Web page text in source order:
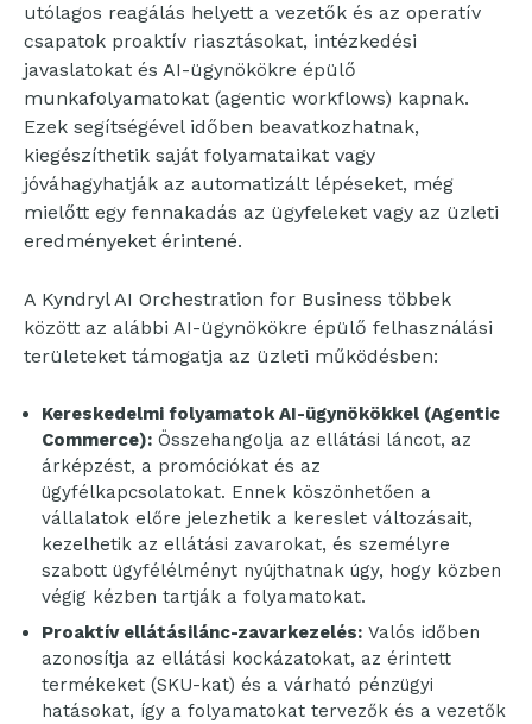
utólagos reagálás helyett a vezetők és az operatív
csapatok proaktív riasztásokat, intézkedési
javaslatokat és AI-ügynökökre épülő
munkafolyamatokat (agentic workflows) kapnak.
Ezek segítségével időben beavatkozhatnak,
kiegészíthetik saját folyamataikat vagy
jóváhagyhatják az automatizált lépéseket, még
mielőtt egy fennakadás az ügyfeleket vagy az üzleti
eredményeket érintené.
A Kyndryl AI Orchestration for Business többek
között az alábbi AI-ügynökökre épülő felhasználási
területeket támogatja az üzleti működésben:
Kereskedelmi folyamatok AI-ügynökökkel (Agentic
Commerce): Összehangolja az ellátási láncot, az
árképzést, a promóciókat és az
ügyfélkapcsolatokat. Ennek köszönhetően a
vállalatok előre jelezhetik a kereslet változásait,
kezelhetik az ellátási zavarokat, és személyre
szabott ügyfélélményt nyújthatnak úgy, hogy közben
végig kézben tartják a folyamatokat.
Proaktív ellátásilánc-zavarkezelés: Valós időben
azonosítja az ellátási kockázatokat, az érintett
termékeket (SKU-kat) és a várható pénzügyi
hatásokat, így a folyamatokat tervezők és a vezetők